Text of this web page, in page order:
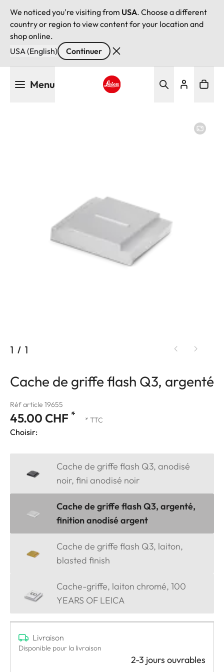
We noticed you're visiting from USA. Choose a different
country or region to view content for your location and
shop online.
USA (English)
Continuer
Menu
1 / 1
Cache de griffe flash Q3, argenté
Réf article 19655
45.00 CHF * * TTC
Choisir:
Cache de griffe flash Q3, anodisé
noir, fini anodisé noir
Cache de griffe flash Q3, argenté,
finition anodisé argent
Cache de griffe flash Q3, laiton,
blasted finish
Cache-griffe, laiton chromé, 100
YEARS OF LEICA
Livraison
Disponible pour la livraison
2-3 jours ouvrables